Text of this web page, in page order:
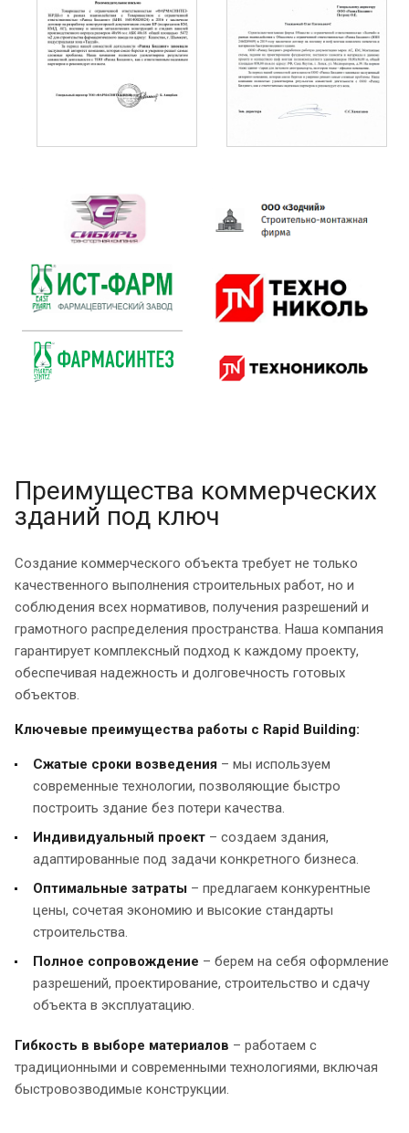
Преимущества коммерческих
зданий под ключ
Создание коммерческого объекта требует не только
качественного выполнения строительных работ, но и
соблюдения всех нормативов, получения разрешений и
грамотного распределения пространства. Наша компания
гарантирует комплексный подход к каждому проекту,
обеспечивая надежность и долговечность готовых
объектов.
Ключевые преимущества работы с Rapid Building:
Сжатые сроки возведения – мы используем
современные технологии, позволяющие быстро
построить здание без потери качества.
Индивидуальный проект – создаем здания,
адаптированные под задачи конкретного бизнеса.
Оптимальные затраты – предлагаем конкурентные
цены, сочетая экономию и высокие стандарты
строительства.
Полное сопровождение – берем на себя оформление
разрешений, проектирование, строительство и сдачу
объекта в эксплуатацию.
Гибкость в выборе материалов – работаем с
традиционными и современными технологиями, включая
быстровозводимые конструкции.